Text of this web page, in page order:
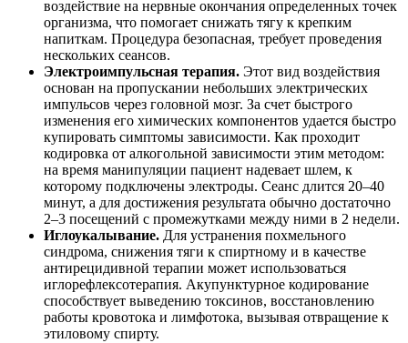
воздействие на нервные окончания определенных точек
организма, что помогает снижать тягу к крепким
напиткам. Процедура безопасная, требует проведения
нескольких сеансов.
Электроимпульсная терапия. Этот вид воздействия
основан на пропускании небольших электрических
импульсов через головной мозг. За счет быстрого
изменения его химических компонентов удается быстро
купировать симптомы зависимости. Как проходит
кодировка от алкогольной зависимости этим методом:
на время манипуляции пациент надевает шлем, к
которому подключены электроды. Сеанс длится 20–40
минут, а для достижения результата обычно достаточно
2–3 посещений с промежутками между ними в 2 недели.
Иглоукалывание. Для устранения похмельного
синдрома, снижения тяги к спиртному и в качестве
антирецидивной терапии может использоваться
иглорефлексотерапия. Акупунктурное кодирование
способствует выведению токсинов, восстановлению
работы кровотока и лимфотока, вызывая отвращение к
этиловому спирту.